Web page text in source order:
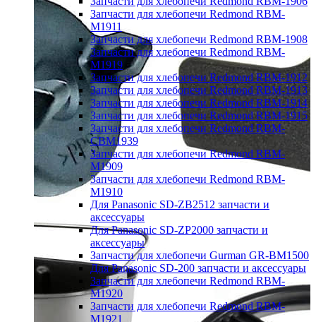
Запчасти для хлебопечи Redmond RBM-
M1911
Запчасти для хлебопечи Redmond RBM-1908
Запчасти для хлебопечи Redmond RBM-
M1919
Запчасти для хлебопечи Redmond RBM-1912
Запчасти для хлебопечи Redmond RBM-1913
Запчасти для хлебопечи Redmond RBM-1914
Запчасти для хлебопечи Redmond RBM-1915
Запчасти для хлебопечи Redmond RBM-
CBM1939
Запчасти для хлебопечи Redmond RBM-
M1909
Запчасти для хлебопечи Redmond RBM-
M1910
Для Panasonic SD-ZB2512 запчасти и
аксессуары
Для Panasonic SD-ZP2000 запчасти и
аксессуары
Запчасти для хлебопечи Gurman GR-BM1500
Для Panasonic SD-200 запчасти и аксессуары
Запчасти для хлебопечи Redmond RBM-
M1920
Запчасти для хлебопечи Redmond RBM-
M1921